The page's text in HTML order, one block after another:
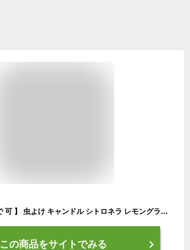
【 メール便 6個まで 可 】 虫よけ キャンドル シトロネラ レモングラス ティーライト 4個入り kameyama candle house 蚊 虫 対策 ガーデンキャンドル 【 正規販売店 】
この商品をサイトでみる